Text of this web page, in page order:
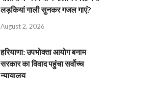
लड़कियां गाली सुनकर गजल गाएं?
August 2, 2026
हरियाणा: उपभोक्ता आयोग बनाम
सरकार का विवाद पहुंचा सर्वोच्च
न्यायालय